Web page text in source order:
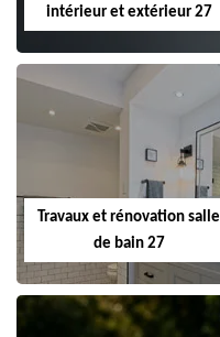
intérieur et extérieur 27
Travaux et rénovation salle
de bain 27